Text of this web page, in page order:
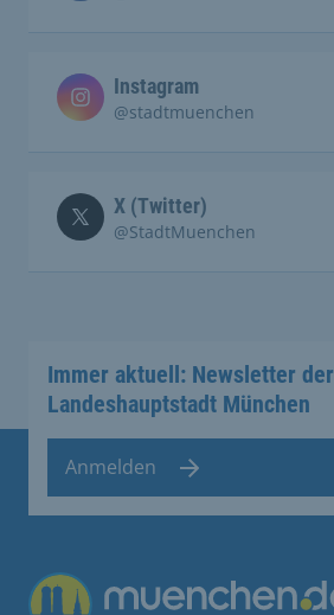
Instagram
@stadtmuenchen
X (Twitter)
@StadtMuenchen
Immer aktuell: Newsletter der
Landeshauptstadt München
Anmelden
Übergreifende Links